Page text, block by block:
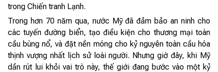
trong Chiến tranh Lạnh.
Trong hơn 70 năm qua, nước Mỹ đã đảm bảo an ninh cho
các tuyến đường biển, tạo điều kiện cho thương mại toàn
cầu bùng nổ, và đặt nền móng cho kỷ nguyên toàn cầu hóa
thịnh vượng nhất lịch sử loài người. Nhưng giờ đây, khi Mỹ
dần rút lui khỏi vai trò này, thế giới đang bước vào một kỷ